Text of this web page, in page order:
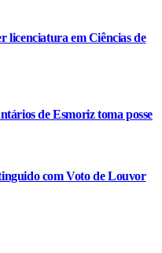
licenciatura em Ciências de
de Esmoriz toma posse
com Voto de Louvor